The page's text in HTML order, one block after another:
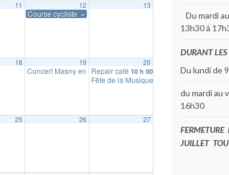
11 12
Course cycliste » Grand Prix de la Cerise »
13
18 19
Concert Masny en Voix19 h 00 min
20
Repair café 10 h 00 min
Fête de la Musique
25 26 27
Du mardi
13h30 à
DURANT LES
Du lundi de
du mardi au
16h30
JUILLET